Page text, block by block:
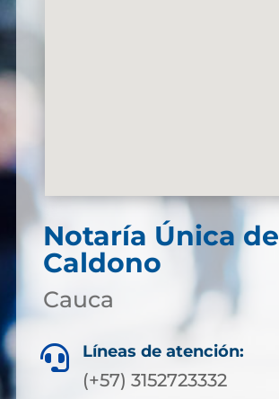
Notaría Única de
Caldono
Cauca
 Líneas de atención:
(+57) 3152723332